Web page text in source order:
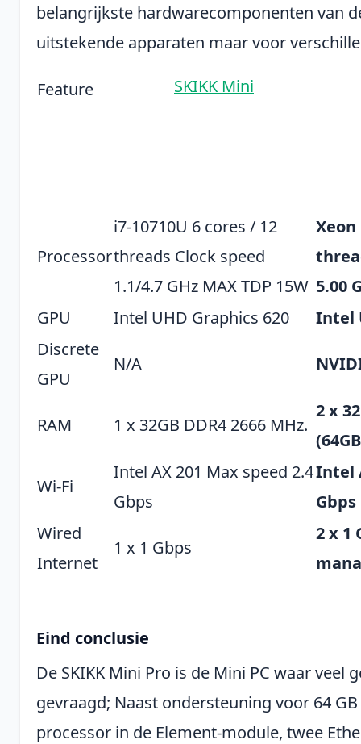
belangrijkste hardwarecomponenten van
uitstekende apparaten maar voor
Feature SKIKK Mini
Processor
i7-10710U 6 cores / 12
threads Clock speed
1.1/4.7 GHz MAX TDP 15W
Xeon
5.00
GPU
Intel UHD Graphics 620
Intel
Discrete
GPU
N/A
RAM 1 x 32GB DDR4 2666 MHz.
2 x
Wi-Fi
Intel AX 201 Max speed 2.4
Gbps
Intel
Gbps
Wired
Internet
1 x 1 Gbps
2 x 1
Eind conclusie
De SKIKK Mini Pro is de Mini PC waar veel
gevraagd; Naast ondersteuning voor 64
processor in de Element-module, twee